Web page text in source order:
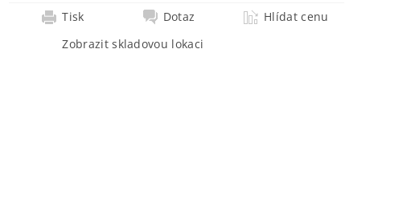
Tisk
Dotaz
Hlídat cenu
Zobrazit skladovou lokaci